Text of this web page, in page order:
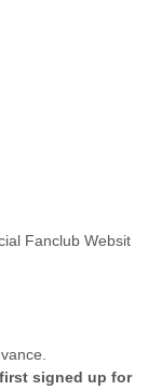
Fanclub Websit
signed up for